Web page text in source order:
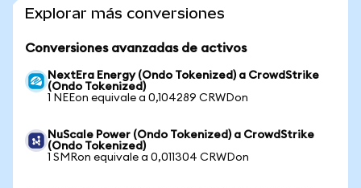
Explorar más conversiones
Conversiones avanzadas de activos
NextEra Energy (Ondo Tokenized) a CrowdStrike
(Ondo Tokenized)
1 NEEon equivale a 0,104289 CRWDon
NuScale Power (Ondo Tokenized) a CrowdStrike
(Ondo Tokenized)
1 SMRon equivale a 0,011304 CRWDon